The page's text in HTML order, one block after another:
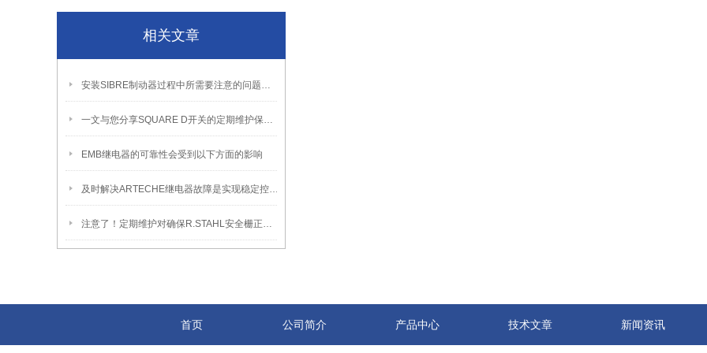
相关文章
安装SIBRE制动器过程中所需要注意的问题介绍
一文与您分享SQUARE D开关的定期维护保养方法
EMB继电器的可靠性会受到以下方面的影响
及时解决ARTECHE继电器故障是实现稳定控制的关键保障
注意了！定期维护对确保R.STAHL安全栅正常运行至关重要
首页 公司简介 产品中心 技术文章 新闻资讯